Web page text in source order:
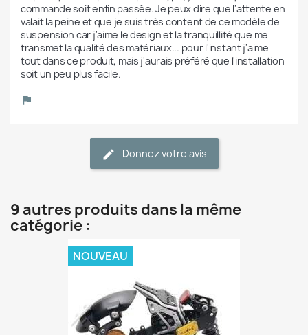
commande soit enfin passée. Je peux dire que l'attente en
valait la peine et que je suis très content de ce modèle de
suspension car j'aime le design et la tranquillité que me
transmet la qualité des matériaux... pour l'instant j'aime
tout dans ce produit, mais j'aurais préféré que l'installation
soit un peu plus facile.
Donnez votre avis
9 autres produits dans la même
catégorie :
NOUVEAU